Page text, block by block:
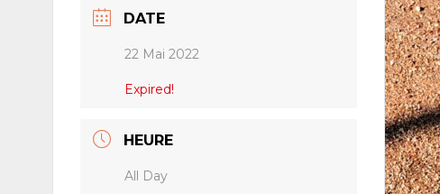
DATE
22 Mai 2022
Expired!
HEURE
All Day